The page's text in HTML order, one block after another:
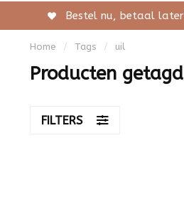
Bestel nu, betaal
Home / Tags / uil
Producten
FILTERS